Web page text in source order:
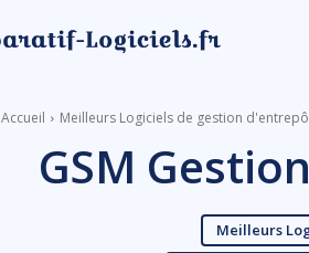
Accueil Meilleurs Logiciels de gestion
GSM
Meilleurs